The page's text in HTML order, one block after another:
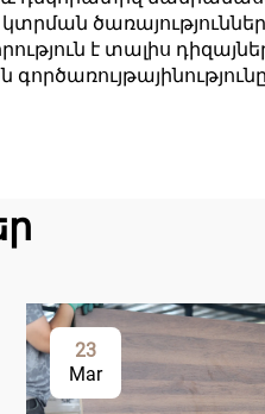
է տալիս
23
Mar